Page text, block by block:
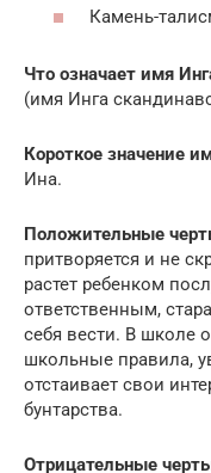
Камень-
Что означает имя
(имя Инга
Короткое значение
Ина.
Положительные
притворяется и не
растет ребенком
ответственным,
себя вести. В школе
школьные правила,
отстаивает свои
бунтарства.
Отрицательные